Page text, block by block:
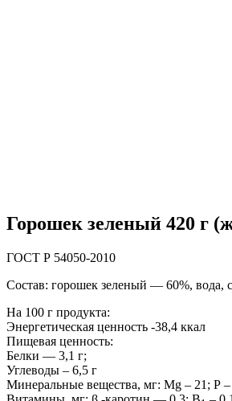
Горошек зеленый 420 г
ГОСТ Р 54050-2010
Состав: горошек зеленый — 60%, вода,
На 100 г продукта:
Энергетическая ценность -38,4 ккал
Пищевая ценность:
Белки — 3,1 г;
Углеводы – 6,5 г
Минеральные вещества, мг: Mg – 21; Р –